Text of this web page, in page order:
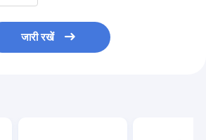
जारी रखें